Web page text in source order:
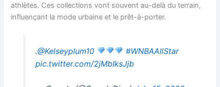
athlètes. Ces collections vont souvent au-delà du terrain,
influençant la mode urbaine et le prêt-à-porter.
.@Kelseyplum10
#WNBAAllStar
pic.twitter.com/2jMbIksJjb